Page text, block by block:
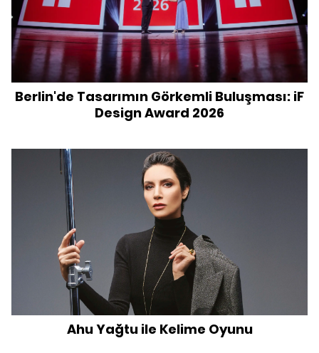
Berlin'de Tasarımın Görkemli Buluşması: iF
Design Award 2026
Ahu Yağtu ile Kelime Oyunu